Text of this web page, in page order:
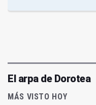
El arpa de Dorotea
MÁS VISTO HOY